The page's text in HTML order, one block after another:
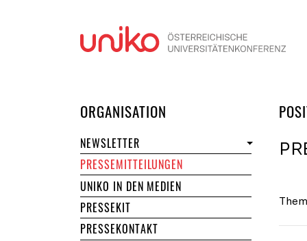
ORGANISATION
NEWSLETTER
PRESSEMITTEILUNGEN
UNIKO IN DEN MEDIEN
PRESSEKIT
PRESSEKONTAKT